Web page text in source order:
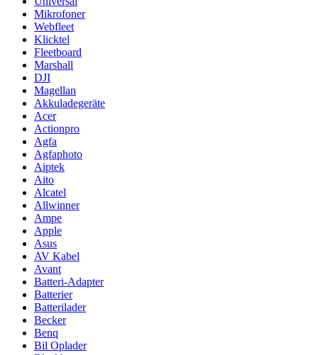
Mikrofoner
Webfleet
Klicktel
Fleetboard
Marshall
DJI
Magellan
Akkuladegeräte
Acer
Actionpro
Agfa
Agfaphoto
Aiptek
Aito
Alcatel
Allwinner
Ampe
Apple
Asus
AV Kabel
Avant
Batteri-Adapter
Batterier
Batterilader
Becker
Benq
Bil Oplader